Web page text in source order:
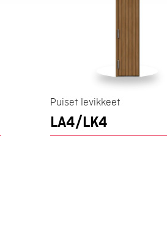
Puiset levikkeet
LA4/LK4